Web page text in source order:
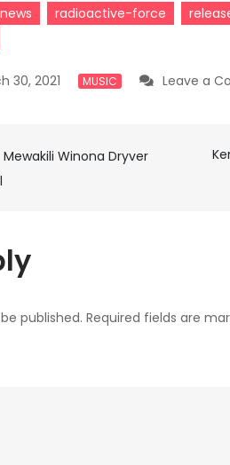
news radioactive-force
30, 2021 MUSIC Leave a
Mewakili Winona Dryver
published. Required fields are